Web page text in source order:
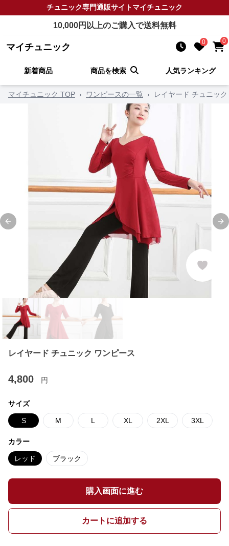
チュニック専門通販サイトマイチュニック
10,000円以上のご購入で送料無料
マイチュニック 0 0
新着商品 商品を検索 人気ランキング
マイチュニック TOP › ワンピースの一覧 › レイヤード チュニッ
Previous slide
レイヤード チュニック ワンピース
4,800 円
サイズ
S M L XL 2XL 3XL
カラー
レッド ブラック
購入画面に進む
カートに追加する